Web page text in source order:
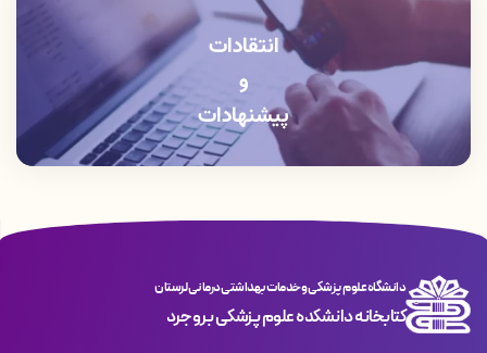
انتقادات
و
پیشنهادات
دانشگاه علوم پزشکی و خدمات بهداشتی درمانی لرستان
کتابخانه دانشکده علوم پزشکی بروجرد